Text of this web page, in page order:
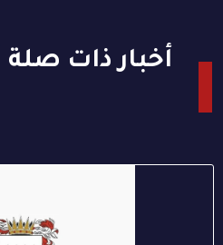
أخبار ذات صلة